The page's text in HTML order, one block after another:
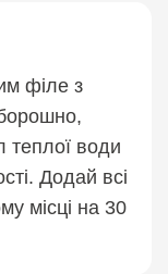
філе з
теплої води
Додай всі
місці на 30